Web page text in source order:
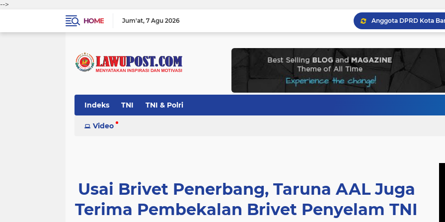
-->
HOME
Jum'at 7 Agu 2026
Indeks TNI TNI & Polri
Video
Usai Brivet Penerbang, Taruna AAL Juga
Terima Pembekalan Brivet Penyelam TNI